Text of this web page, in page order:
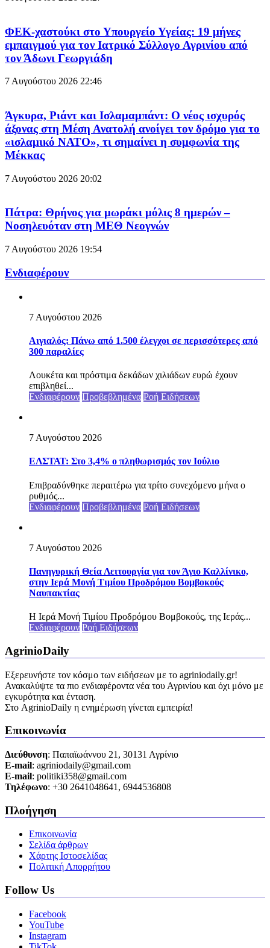
ΦΕΚ-χαστούκι στο Υπουργείο Υγείας: 19 μήνες
εμπαιγμού για τον Ιατρικό Σύλλογο Αγρινίου από
τον Άδωνι Γεωργιάδη
7 Αυγούστου 2026 22:46
Άγκυρα, Ριάντ και Ισλαμαμπάντ: Ο νέος ισχυρός
άξονας στη Μέση Ανατολή ανοίγει τον δρόμο για το
«ισλαμικό ΝΑΤΟ», τι σημαίνει η συμφωνία της
Μέκκας
7 Αυγούστου 2026 20:02
Πάτρα: Θρήνος για μωράκι μόλις 8 ημερών –
Νοσηλευόταν στη ΜΕΘ Νεογνών
7 Αυγούστου 2026 19:54
Ενδιαφέρουν
7 Αυγούστου 2026
Αιγιαλός: Πάνω από 1.500 έλεγχοι σε περισσότερες από
300 παραλίες
Λουκέτα και πρόστιμα δεκάδων χιλιάδων ευρώ έχουν
επιβληθεί...
Ενδιαφέρουν Προβεβλημένα Ροή Ειδήσεων
7 Αυγούστου 2026
ΕΛΣΤΑΤ: Στο 3,4% ο πληθωρισμός τον Ιούλιο
Επιβραδύνθηκε περαιτέρω για τρίτο συνεχόμενο μήνα ο
ρυθμός...
Ενδιαφέρουν Προβεβλημένα Ροή Ειδήσεων
7 Αυγούστου 2026
Πανηγυρική Θεία Λειτουργία για τον Άγιο Καλλίνικο,
στην Ιερά Μονή Τιμίου Προδρόμου Βομβοκούς
Ναυπακτίας
Η Ιερά Μονή Τιμίου Προδρόμου Βομβοκούς, της Ιεράς...
Ενδιαφέρουν Ροή Ειδήσεων
AgrinioDaily
Εξερευνήστε τον κόσμο των ειδήσεων με το agriniodaily.gr!
Ανακαλύψτε τα πιο ενδιαφέροντα νέα του Αγρινίου και όχι μόνο με
εγκυρότητα και ένταση.
Στο AgrinioDaily η ενημέρωση γίνεται εμπειρία!
Επικοινωνία
Διεύθυνση: Παπαϊωάννου 21, 30131 Αγρίνιο
Ε-mail: agriniodaily@gmail.com
Ε-mail: politiki358@gmail.com
Τηλέφωνο: +30 2641048641, 6944536808
Πλοήγηση
Επικοινωνία
Σελίδα άρθρων
Χάρτης Ιστοσελίδας
Πολιτική Απορρήτου
Follow Us
Facebook
YouTube
Instagram